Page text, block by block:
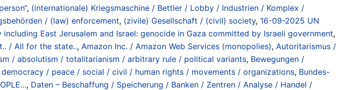
, (internationale) Kriegsmaschine / Bettler / Lobby / Industrien / Komplex /
/ (law) enforcement, (zivile) Gesellschaft / (civil) society, 16-09-2025 UN
East Jerusalem and Israel: genocide in Gaza committed by Israeli government,
/ All for the state.., Amazon Inc. / Amazon Web Services (monopolies), Autoritarismus /
/ absolutism / totalitarianism / arbitrary rule / political variants, Bewegungen /
/ peace / social / civil / human rights / movements / organizations, Bundes-
, Daten – Beschaffung / Speicherung / Banken / Zentren / Analyse / Handel /